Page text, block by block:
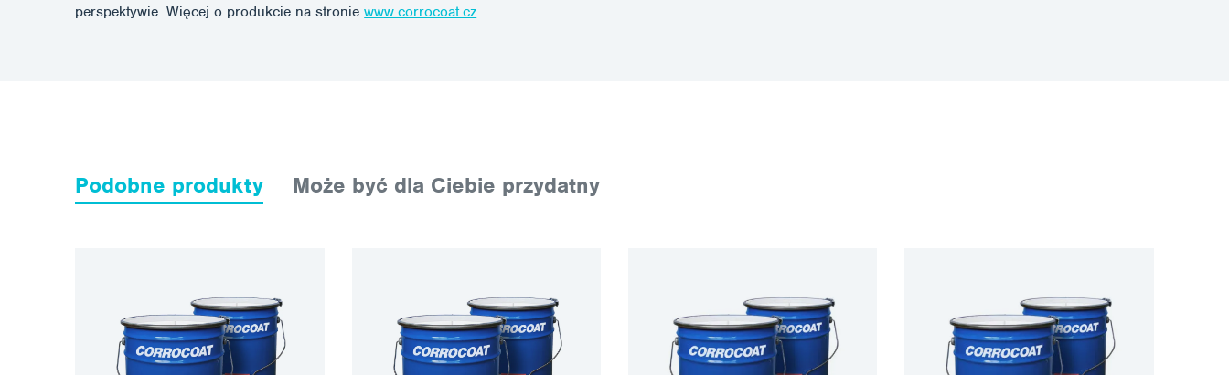
perspektywie. Więcej o produkcie na stroniewww.corrocoat.cz.
Podobne produkty Może być dla Ciebie przydatny